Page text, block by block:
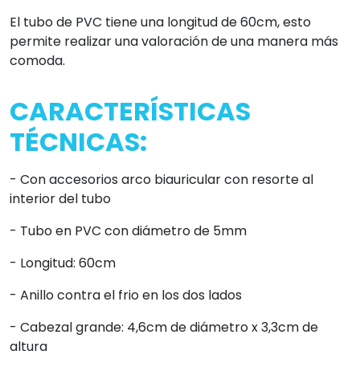
El tubo de PVC tiene una longitud de 60cm, esto
permite realizar una valoración de una manera más
comoda.
CARACTERÍSTICAS
TÉCNICAS:
- Con accesorios arco biauricular con resorte al
interior del tubo
- Tubo en PVC con diámetro de 5mm
- Longitud: 60cm
- Anillo contra el frio en los dos lados
- Cabezal grande: 4,6cm de diámetro x 3,3cm de
altura